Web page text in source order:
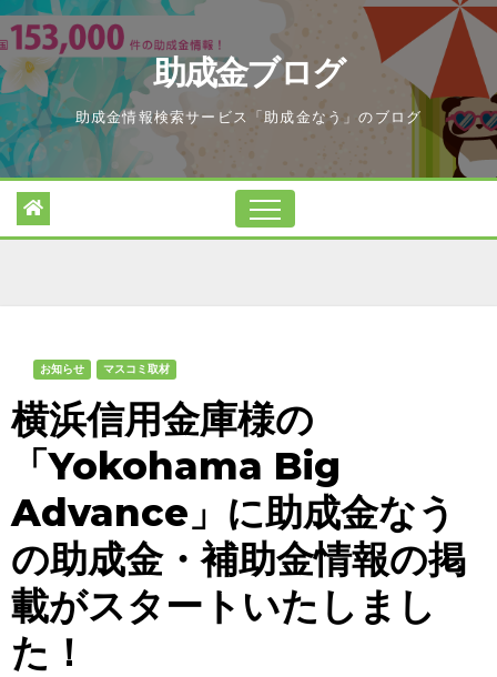
Skip
to
content
助成金ブログ
助成金情報検索サービス「助成金なう」のブログ
お知らせ マスコミ取材
横浜信用金庫様の
「Yokohama Big
Advance」に助成金なう
の助成金・補助金情報の掲
載がスタートいたしまし
た！